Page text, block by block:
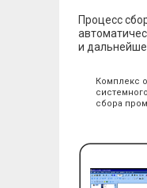
Процесс
и
Комплекс
сбора